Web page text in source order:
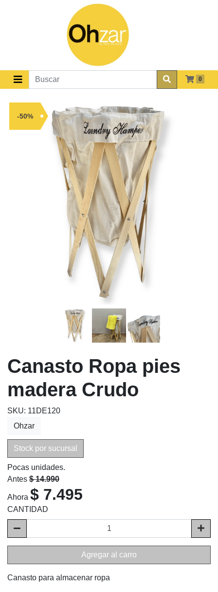
0
-50%
Canasto Ropa pies
madera Crudo
SKU: 11DE120
Ohzar
Stock por sucursal
Pocas unidades.
Antes $ 14.990
Ahora $ 7.495
CANTIDAD
Agregar al carro
Canasto para almacenar ropa